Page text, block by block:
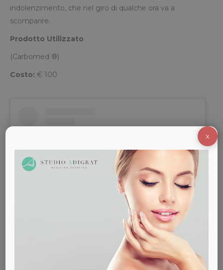
indolenzimento, che nel giro di qualche ora va a
scomparire.
Prodotto Utilizzato
(Carbomed ®)
Costo: € 100
Visualizza questo post su Instagram
X